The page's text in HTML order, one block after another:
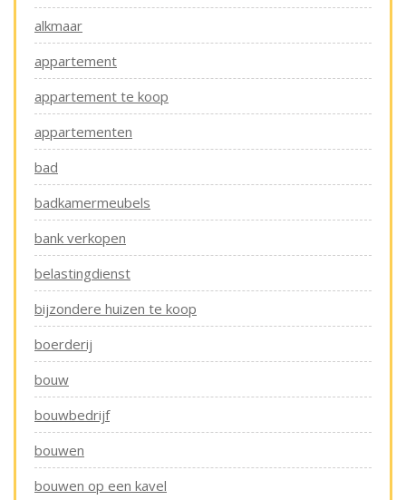
alkmaar
appartement
appartement te koop
appartementen
bad
badkamermeubels
bank verkopen
belastingdienst
bijzondere huizen te koop
boerderij
bouw
bouwbedrijf
bouwen
bouwen op een kavel